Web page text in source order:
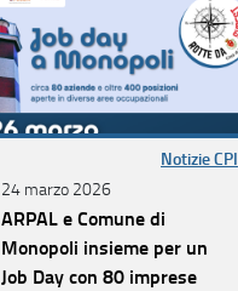
Notizie CPI
24 marzo 2026
ARPAL e Comune di
Monopoli insieme per un
Job Day con 80 imprese